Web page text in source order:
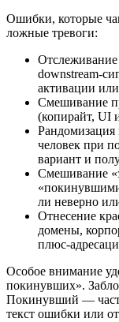
Ошибки, которые
ложные тревоги:
Отслеживание
активации
Смешивание
(копирайт, UI
Рандомизация
человек при
вариант и
Смешивание
ли неверно
Отнесение
домены,
Особое внимание
покинувших».
Покинувший —
текст ошибки или